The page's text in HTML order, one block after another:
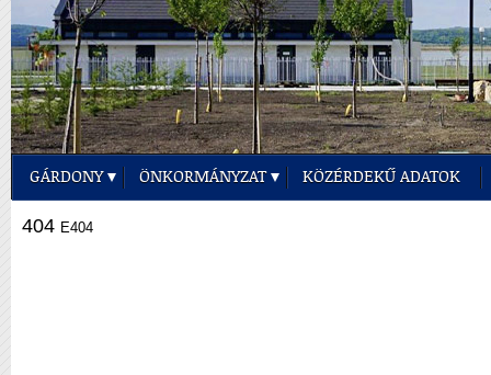
GÁRDONY ÖNKORMÁNYZAT KÖZÉRDEKŰ ADATOK
404 E404